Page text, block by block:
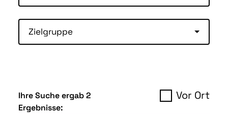
Zielgruppe
Ihre Suche ergab 2
Ergebnisse:
Vor Ort